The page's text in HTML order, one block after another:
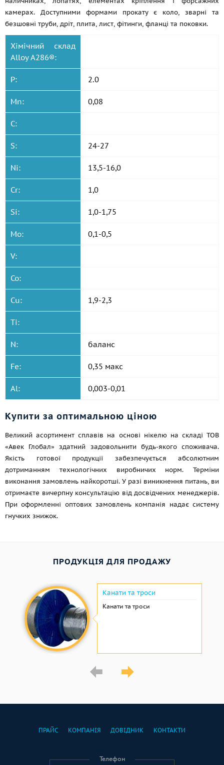
камерах. Доступними формами прокату є коло, зварні та
безшовні труби, дріт, плита, лист, фітинги, фланці та поковки.
Хімічний склад
Alloy A286®:
P: 2.0
Mn: 0,08
C:
S: 24-27
Ni: 13,5-16,0
Cr: 1,0
Si: 1,0-1,75
Mo: 0,1-0,5
V:
Co:
Cu: 1,9-2,3
Ti:
N: баланс
Fe: 0,35 макс
Al: 0,003-0,01
Купити за оптимальною ціною
Великий асортимент сплавів на основі нікелю на складі ТОВ
«Авек Глобал» здатний задовольнити будь-якого споживача.
Якість готової продукції забезпечується абсолютним
дотриманням технологічних виробничих норм. Терміни
виконання замовлень найкоротші. У разі виникнення питань, ви
отримаєте вичерпну консультацію від досвідчених менеджерів.
При оформленні оптових замовлень компанія надає систему
гнучких знижок.
ПРОДУКЦІЯ ДЛЯ ПРОДАЖУ
Канати та троси
Канати та троси
ПРАЙС КОМПАНІЯ ДОВІДНИК КОНТАКТИ
Телефон